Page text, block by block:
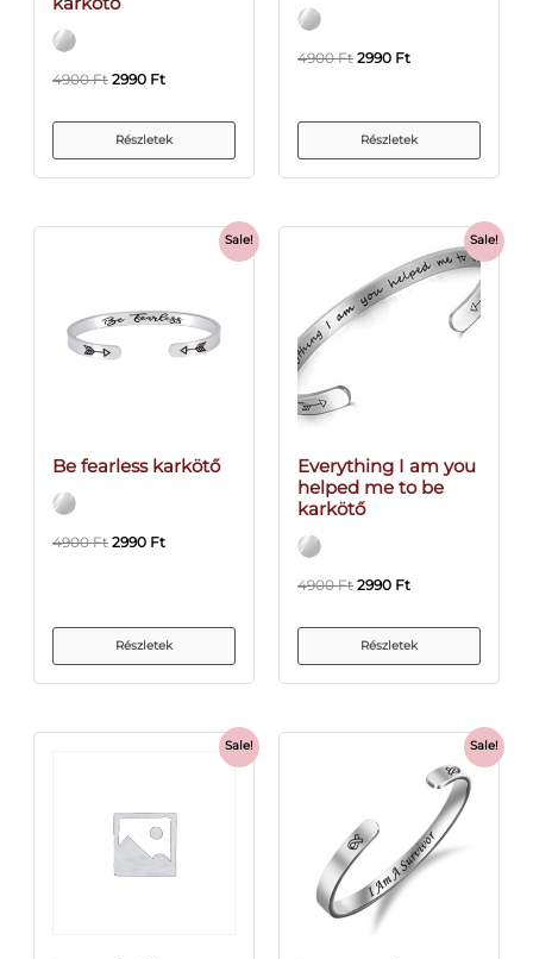
4900Ft 2990 Ft
Részletek
4900Ft 2990 Ft
Részletek
Sale!
Be fearless karkötő
4900Ft 2990 Ft
Részletek
Sale!
Everything I am you
helped me to be
karkötő
4900Ft 2990 Ft
Részletek
Sale! Sale!